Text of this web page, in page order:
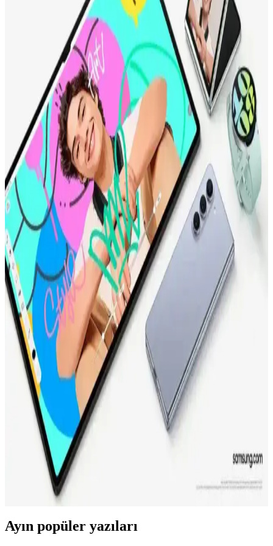
Samsung 75 İnç Akıllı Televizyonları: Geniş Ekran
ve Gelişmiş Özellikler
Samsung'un 75 inç akıllı televizyonları, yüksek çözünürlük ve
gelişmiş özellikleriyle evinizde sinema keyfi sunar. Akıllı platform
ve bağlantı seçenekleriyle kullanıcı deneyimini artırır.
Vestel Büyük Ekran Televizyon Modelleri ve
Karşılaştırması: Özellikler ve Kullanıcı Yorumları
Vestel’in çeşitli büyük ekran televizyon modelleri, 4K çözünürlük,
HDR ve akıllı özellikler ile yüksek görüntü kalitesi ve kullanım
kolaylığı sunar. Farklı boyutlar ve teknolojilerle ihtiyaçlara uygun
seçenekler mevcuttur.
75 inç 4K Ultra HD Televizyonlar: Büyük Ekran ve
Yüksek Çözünürlükle Ev Eğlencesi
75 inç 4K Ultra HD televizyonlar, geniş ekran ve yüksek
çözünürlükleriyle evde sinema ve oyun deneyimini artırır, detaylı
görüntü ve canlı renkler sağlar.
Ultimate RX 5000 Hareketli TV Aparatı: Modern
Ev Eğlencesi İçin En İyi Seçenekler
Ultimate RX 5000 hareketli TV aparatı, kolay montaj ve ayar
özellikleriyle ev eğlencesini yeni seviyeye taşıyor. Ürün hakkında
detaylı teknik bilgiler henüz bulunmamaktadır.
70 cm Çapında Uydu Sistemleri: Yüksek Kalite ve
Geniş Kapsama Alanı Sağlayan Çözümler
70 cm uydu sistemleri, yüksek çözünürlük ve dayanıklılık
özellikleriyle hem ev hem de profesyonel kullanıma uygun, geniş
kapsama alanı ve kolay kurulum avantajlarıyla tercih ediliyor.
Samsung'un Güncel Teknolojik Ürünleri ve Geleceğe
Yönelik Yenilikleri Hakkında Detaylar
Samsung'un yeni ürünleri ve teknolojik gelişmeleri hakkında
detaylar sınırlı olsa da, inovasyon stratejileri ve ürün yelpazesiyle
sektörde liderliğini sürdürüyor.
Ayın popüler yazıları